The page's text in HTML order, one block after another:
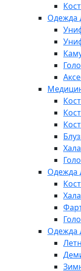
Одежда
Одежда
Одежда